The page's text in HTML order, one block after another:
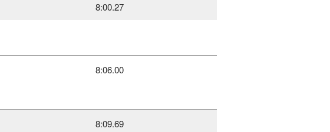
8:00.27
8:06.00
8:09.69